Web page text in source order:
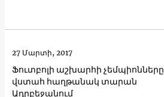
Ֆուտբոլի աշխարհի չեմպիոնները
վստահ հաղթանակ տարան
Ադրբեջանում
27 Մարտի, 2017